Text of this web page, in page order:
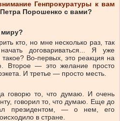
Генпрокуратуры к вам
Порошенко с вами?
кто, но мне несколько раз, так
договариваться... Я уже
такое? Во-первых, это реакция на
Второе — это желание просто
И третье — просто месть.
говорю то, что думаю. И очень
говорил то, что думаю. Еще до
президентом, — о нем, его
в стране.